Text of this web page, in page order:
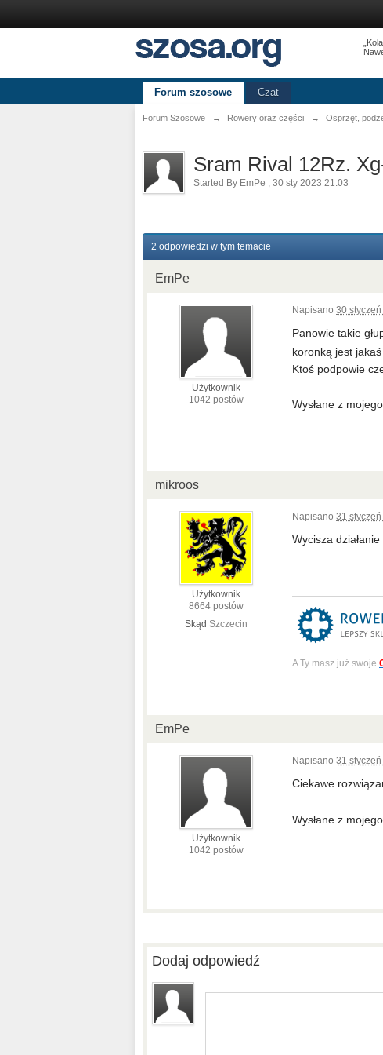
Forum szosowe Czat
Forum Szosowe → Rowery oraz części → Osprzęt,
Sram Rival 12Rz.
Started By EmPe , 30 sty 2023 21:03
2 odpowiedzi w tym temacie
EmPe
Użytkownik
1042 postów
Napisano 30
Panowie takie
koronką jest
Ktoś podpowie
Wysłane z
mikroos
Użytkownik
8664 postów
Skąd Szczecin
Napisano 31
Wycisza działanie
A Ty masz już swoje
EmPe
Użytkownik
1042 postów
Napisano 31
Ciekawe
Wysłane z
Dodaj odpowiedź